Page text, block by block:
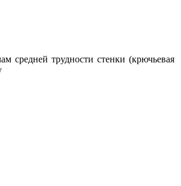
средней трудности стенки (крючьевая